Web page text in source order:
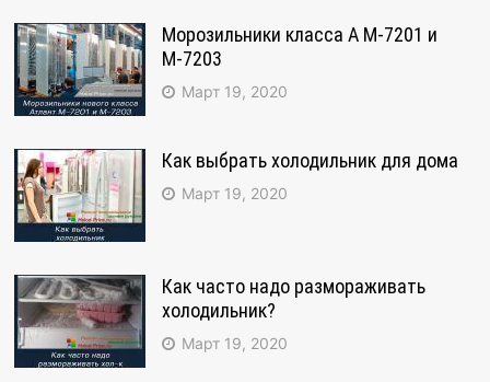
Морозильники класса А М-7201 и
М-7203
Март 19, 2020
Как выбрать холодильник для дома
Март 19, 2020
Как часто надо размораживать
холодильник?
Март 19, 2020